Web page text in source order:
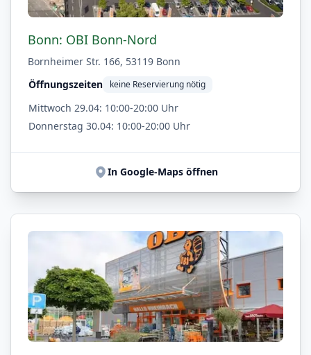
Bonn: OBI Bonn-Nord
Bornheimer Str. 166, 53119 Bonn
Öffnungszeiten
keine Reservierung nötig
Mittwoch 29.04: 10:00-20:00 Uhr
Donnerstag 30.04: 10:00-20:00 Uhr
In Google-Maps öffnen